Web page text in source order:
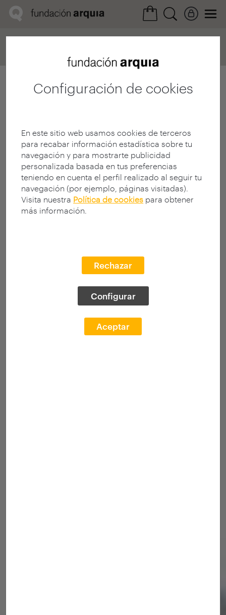
Configuración de cookies
En este sitio web usamos cookies de terceros
para recabar información estadística sobre tu
navegación y para mostrarte publicidad
personalizada basada en tus preferencias
teniendo en cuenta el perfil realizado al seguir tu
navegación (por ejemplo, páginas visitadas).
Visita nuestra Política de cookies para obtener
más información.
Rechazar
Configurar
Aceptar